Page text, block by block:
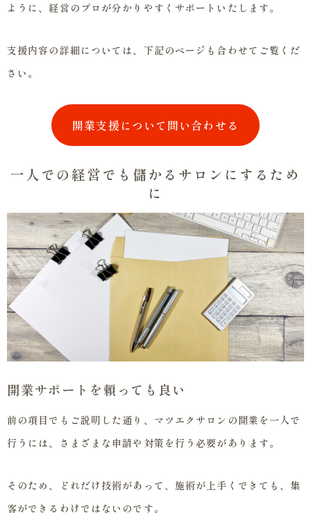
ように、経営のプロが分かりやすくサポートいたします。
支援内容の詳細については、下記のページも合わせてご覧くだ
さい。
開業支援について問い合わせる
一人での経営でも儲かるサロンにするため
に
開業サポートを頼っても良い
前の項目でもご説明した通り、マツエクサロンの開業を一人で
行うには、さまざまな申請や対策を行う必要があります。
そのため、どれだけ技術があって、施術が上手くできても、集
客ができるわけではないのです。